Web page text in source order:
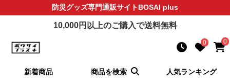
防災グッズ専門通販サイトBOSAI plus
10,000円以上のご購入で送料無料
0 0
新着商品 商品を検索 人気ランキング